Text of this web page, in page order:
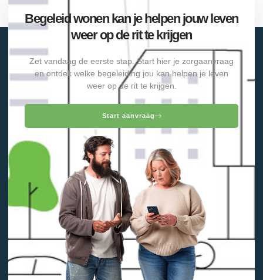
Begeleid wonen kan je helpen jouw leven
weer op de rit te krijgen
Zet vandaag de eerste stap. Start hier je zorgaanvraag
en ontdek welke begeleiding jou kan helpen je leven
weer op de rit te krijgen.
Start aanvraag